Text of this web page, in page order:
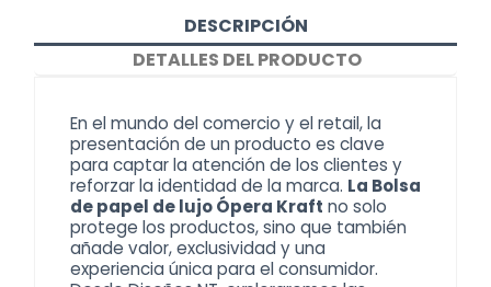
DESCRIPCIÓN
DETALLES DEL PRODUCTO
En el mundo del comercio y el retail, la
presentación de un producto es clave
para captar la atención de los clientes y
reforzar la identidad de la marca. La Bolsa
de papel de lujo Ópera Kraft no solo
protege los productos, sino que también
añade valor, exclusividad y una
experiencia única para el consumidor.